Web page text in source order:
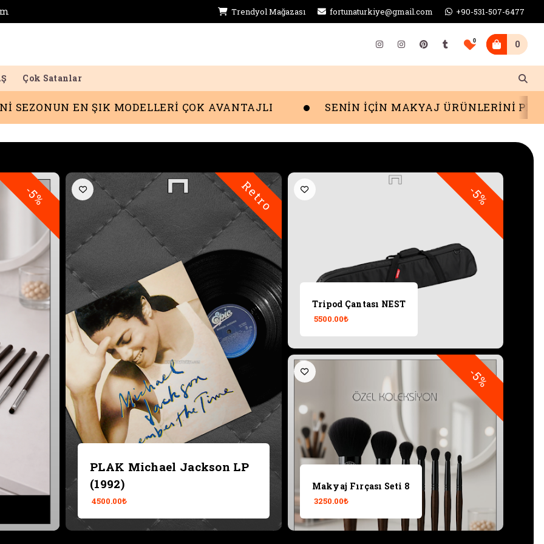
Trendyol Mağazası fortunaturkiye@gmail.com +90-531-507-6477
0 0
Çok Satanlar
EN ŞIK MODELLERİ ÇOK AVANTAJLI SENİN İÇİN MAKYAJ ÜRÜNLERİNİ PINAR
-5% Retro
Makyaj Fırçası Seti 8
3250.00₺
Makyaj Fırçası Seti 14
Retro
PLAK Michael Jackson LP
(1992)
4500.00₺
-5%
Tripod Çantası NEST
5500.00₺
-5%
Makyaj Fırçası Seti 8
3250.00₺